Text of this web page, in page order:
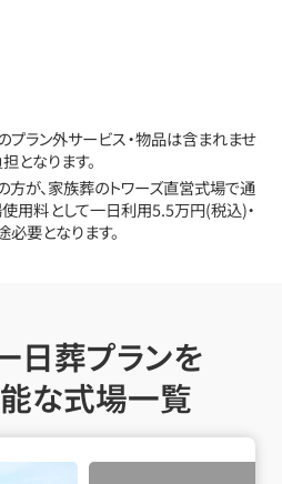
ラン外サービス・物品は含まれませ
となります。
が、家族葬のトワーズ直営式場で通
用料として一日利用5.5万円(税込)・
要となります。
日葬プランを
な式場一覧